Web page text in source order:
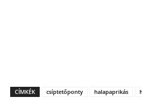
CÍMKÉK csíptetőponty halapaprikás